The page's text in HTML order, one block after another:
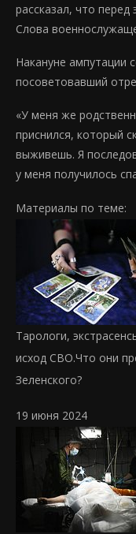
рассказал, что перед
Слова
Накануне ампутации
посоветовавший
«У меня же
приснился, который
выживешь. Я
у меня получилось
Материалы по теме:
Тарологи,
исход СВО.Что они
Зеленского?
19 июня 2024